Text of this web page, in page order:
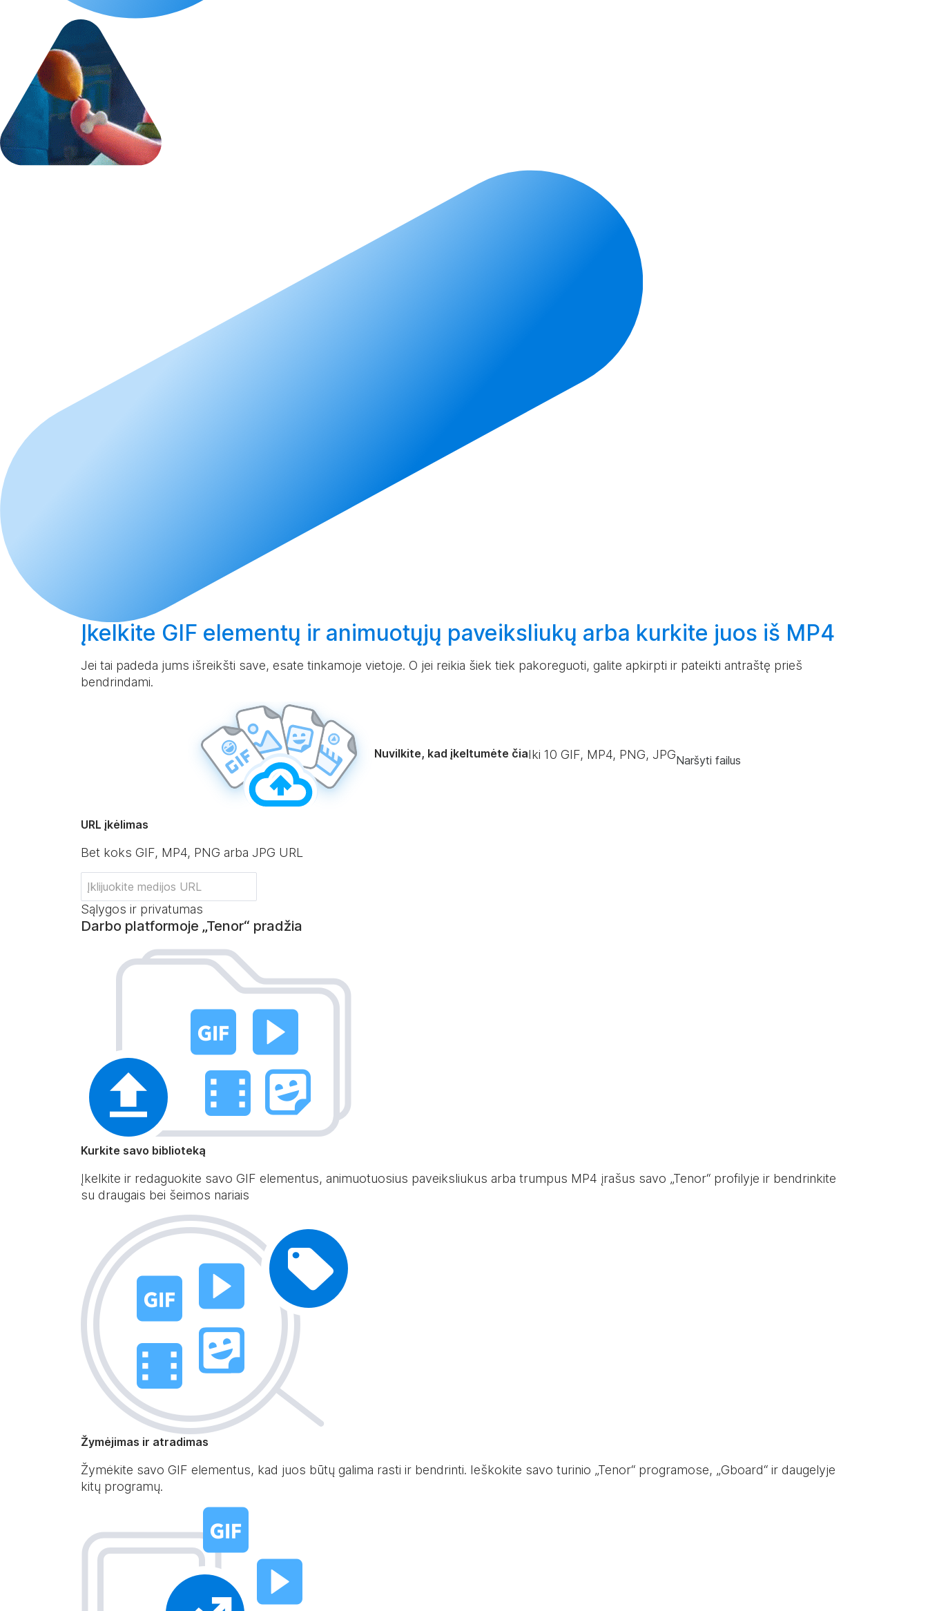
Įkelkite GIF elementų ir animuotųjų paveiksliukų arba kurkite juos iš MP4
Jei tai padeda jums išreikšti save, esate tinkamoje vietoje. O jei reikia šiek tiek pakoreguoti, galite apkirpti ir pateikti antraštę prieš
bendrindami.
Nuvilkite, kad įkeltumėte čiaIki 10 GIF, MP4, PNG, JPGNaršyti failus
URL įkėlimas
Bet koks GIF, MP4, PNG arba JPG URL
Sąlygos ir privatumas
Darbo platformoje „Tenor“ pradžia
Kurkite savo biblioteką
Įkelkite ir redaguokite savo GIF elementus, animuotuosius paveiksliukus arba trumpus MP4 įrašus savo „Tenor“ profilyje ir bendrinkite
su draugais bei šeimos nariais
Žymėjimas ir atradimas
Žymėkite savo GIF elementus, kad juos būtų galima rasti ir bendrinti. Ieškokite savo turinio „Tenor“ programose, „Gboard“ ir daugelyje
kitų programų.